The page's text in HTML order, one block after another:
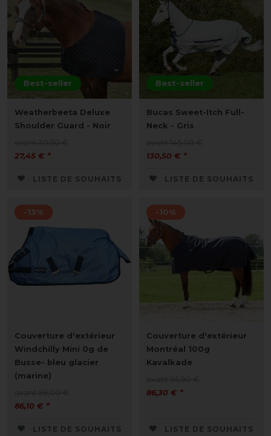
Best-seller
Weatherbeeta Deluxe
Shoulder Guard - Noir
27,45 € *
LISTE DE SOUHAITS
Best-seller
Bucas Sweet-Itch Full-
Neck - Gris
130,50 € *
LISTE DE SOUHAITS
-13%
Couverture d'extérieur
Windchilly Mini 0g de
Busse- bleu glacier
(marine)
86,10 € *
LISTE DE SOUHAITS
-10%
Couverture d'extérieur
Montréal 100g
Kavalkade
86,30 € *
LISTE DE SOUHAITS